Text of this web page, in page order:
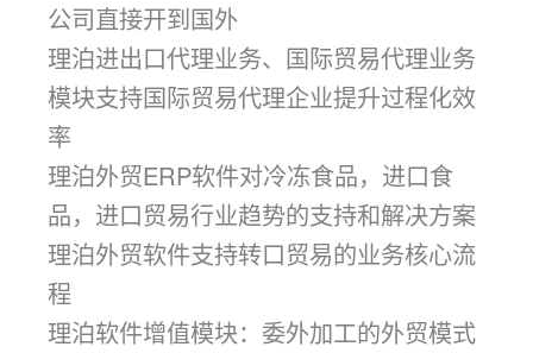
公司直接开到国外
理泊进出口代理业务、国际贸易代理业务
模块支持国际贸易代理企业提升过程化效
率
理泊外贸ERP软件对冷冻食品，进口食
品，进口贸易行业趋势的支持和解决方案
理泊外贸软件支持转口贸易的业务核心流
程​
理泊软件增值模块：委外加工的外贸模式